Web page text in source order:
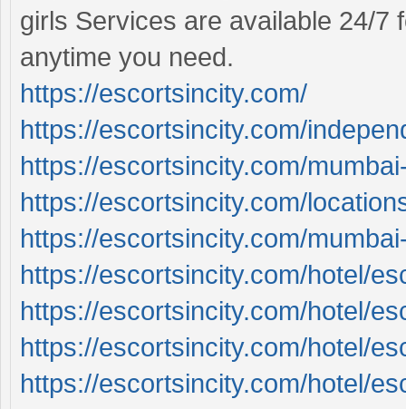
girls Services are available 24/7
anytime you need.
https://escortsincity.com/
https://escortsincity.com/
https://escortsincity.com/
https://escortsincity.com/
https://escortsincity.com/
https://escortsincity.com/hotel/
https://escortsincity.com/hotel/
https://escortsincity.com/hotel/
https://escortsincity.com/hotel/